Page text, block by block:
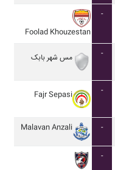
Foolad Khouzestan
-
مس شهر بابک
-
Fajr Sepasi
-
Malavan Anzali -
-